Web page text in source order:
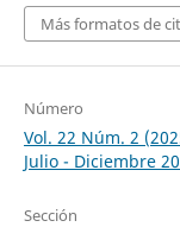
Más formatos de
Número
Vol. 22 Núm. 2
Julio - Diciembre
Sección